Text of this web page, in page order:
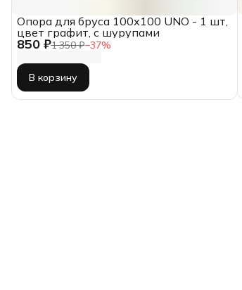
850 ₽1 350 ₽−37%
Опора для бруса 100х100 UNO - 1 шт,
цвет графит, с шурупами
В корзину